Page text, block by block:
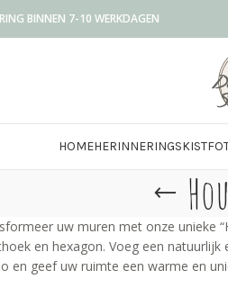
BINNEN 7-10 WERKDAGEN
HOMEHERINNERINGSKIST
uw muren met onze unieke
en hexagon. Voeg een
en geef uw ruimte een warme en